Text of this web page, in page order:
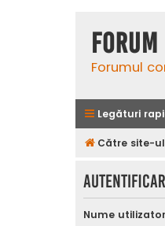
Forumul
Legături
Către site-
Nume